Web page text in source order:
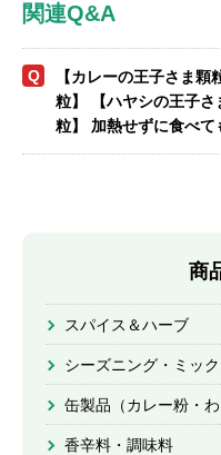
関連Q&A
Q
【カレーの王子さま
粒】 【ハヤシの王子
粒】 加熱せずに食べて
商
スパイス＆ハーブ
シーズニング・ミッ
缶製品（カレー粉・わ
香辛料・調味料